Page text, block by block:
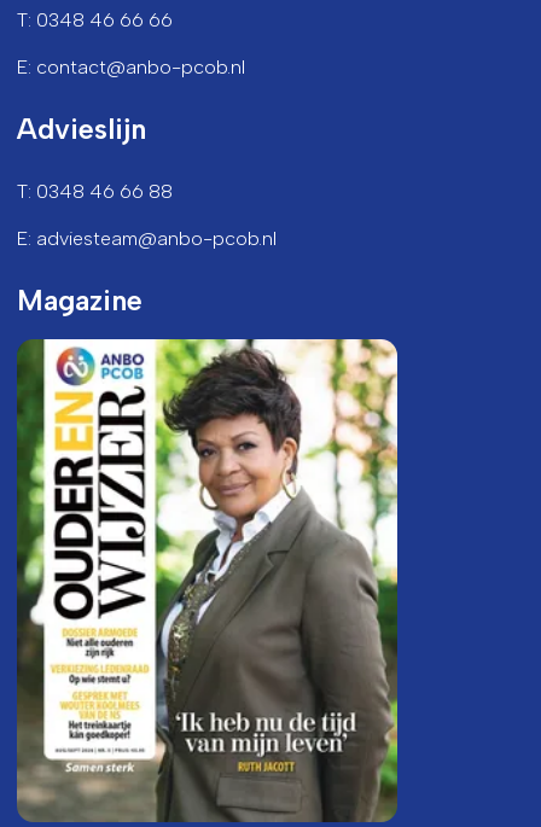
T: 0348 46 66 66
E: contact@anbo-pcob.nl
Advieslijn
T: 0348 46 66 88
E: adviesteam@anbo-pcob.nl
Magazine